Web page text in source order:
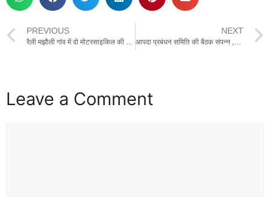
PREVIOUS
रैली मझौली गांव में दो मोटरसाइकिल की आमने-सामने जोरदार हुई भिडंत,हादसे में दो लोगों की हुई मौत दो लोग गंभीर रूप से हुए घायल
NEXT
आपदा प्रबंधन समिति की बैठक संपन्न ,सभी विभागों को हमेशा अलर्ट रहने के दिये निर्देश
Leave a Comment